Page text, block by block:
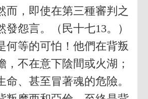
而，即使在第三種審判之
發怨言。（民十七13。）
何等的可怕！他們在背叛
，不在意下陰間或火湖；
命、甚至冒著魂的危險。